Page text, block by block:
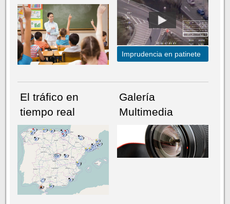
NÚMERO ACTUALHEMEROTECA
Imprudencia en patinete
El tráfico en
tiempo real
Galería
Multimedia